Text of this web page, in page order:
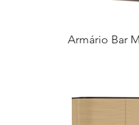
Armário Bar